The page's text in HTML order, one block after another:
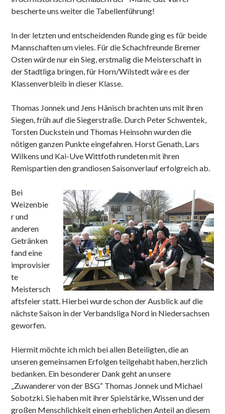
bescherte uns weiter die Tabellenführung!
In der letzten und entscheidenden Runde ging es für beide
Mannschaften um vieles. Für die Schachfreunde Bremer
Osten würde nur ein Sieg, erstmalig die Meisterschaft in
der Stadtliga bringen, für Horn/Wilstedt wäre es der
Klassenverbleib in dieser Klasse.
Thomas Jonnek und Jens Hänisch brachten uns mit ihren
Siegen, früh auf die Siegerstraße. Durch Peter Schwentek,
Torsten Duckstein und Thomas Heinsohn wurden die
nötigen ganzen Punkte eingefahren. Horst Genath, Lars
Wilkens und Kai-Uve Wittfoth rundeten mit ihren
Remispartien den grandiosen Saisonverlauf erfolgreich ab.
Bei
Weizenbie
r und
anderen
Getränken
fand eine
improvisier
te
Meistersch
aftsfeier statt. Hierbei wurde schon der Ausblick auf die
nächste Saison in der Verbandsliga Nord in Niedersachsen
geworfen.
Hiermit möchte ich mich bei allen Beteiligten, die an
unseren gemeinsamen Erfolgen teilgehabt haben, herzlich
bedanken. Ein besonderer Dank geht an unsere
„Zuwanderer von der BSG“ Thomas Jonnek und Michael
Sobotzki. Sie haben mit ihrer Spielstärke, Wissen und der
großen Menschlichkeit einen erheblichen Anteil an diesem